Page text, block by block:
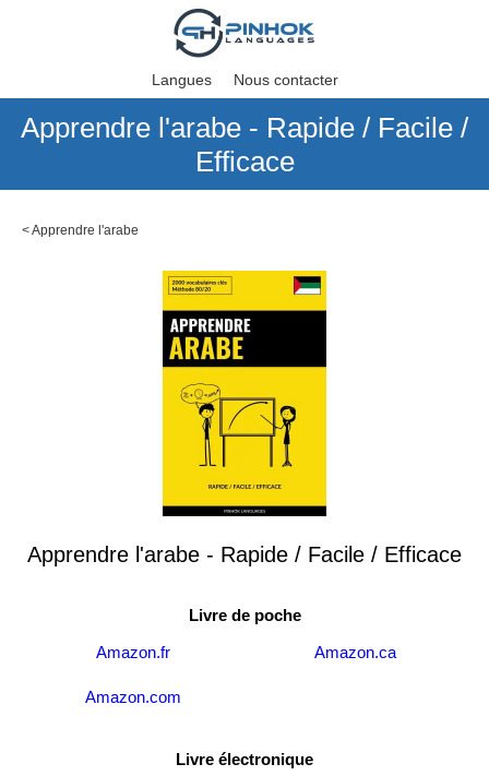
Langues Nous contacter
Apprendre l'arabe - Rapide / Facile /
Efficace
<Apprendre l'arabe
Apprendre l'arabe - Rapide / Facile / Efficace
Livre de poche
Amazon.fr
Amazon.ca
Amazon.com
Livre électronique